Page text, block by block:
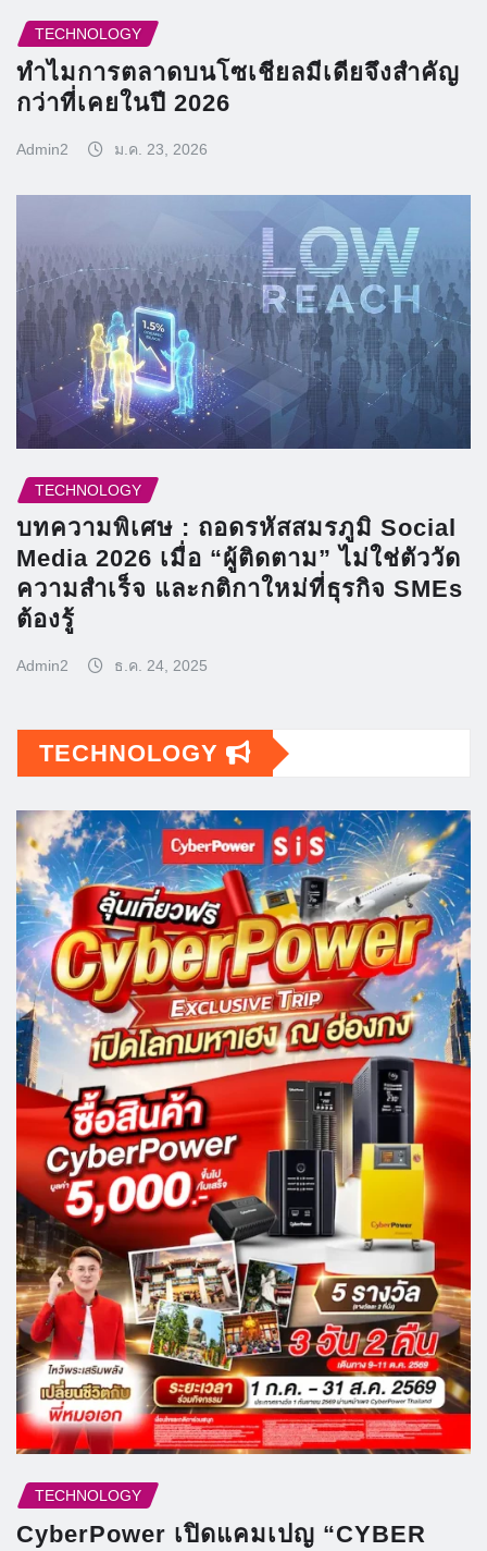
TECHNOLOGY
ทำไมการตลาดบนโซเชียลมีเดียจึงสำคัญ
กว่าที่เคยในปี 2026
Admin2 ม.ค. 23, 2026
TECHNOLOGY
บทความพิเศษ : ถอดรหัสสมรภูมิ Social
Media 2026 เมื่อ “ผู้ติดตาม” ไม่ใช่ตัววัด
ความสำเร็จ และกติกาใหม่ที่ธุรกิจ SMEs
ต้องรู้
Admin2 ธ.ค. 24, 2025
TECHNOLOGY
TECHNOLOGY
CyberPower เปิดแคมเปญ “CYBER